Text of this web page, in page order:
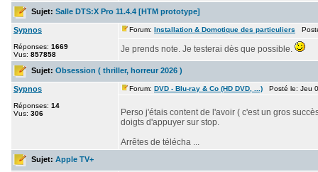
Sujet: Salle DTS:X Pro 11.4.4 [HTM prototype]
Sypnos
Réponses: 1669
Vus: 857858
Forum: Installation & Domotique des particuliers
Je prends note. Je testerai dès que possible.
Sujet: Obsession ( thriller, horreur 2026 )
Sypnos
Réponses: 14
Vus: 306
Forum: DVD - Blu-ray & Co (HD DVD, ...) Posté le: Jeu
Perso j'étais content de l'avoir ( c'est un gros
doigts d'appuyer sur stop.
Arrêtes de télécha ...
Sujet: Apple TV+